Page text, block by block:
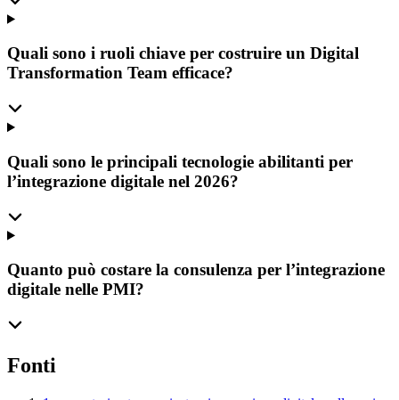
Quali sono i ruoli chiave per costruire un Digital
Transformation Team efficace?
Quali sono le principali tecnologie abilitanti per
l’integrazione digitale nel 2026?
Quanto può costare la consulenza per l’integrazione
digitale nelle PMI?
Fonti